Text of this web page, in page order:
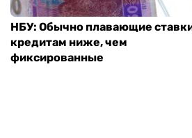
НБУ: Обычно плавающие
кредитам ниже, чем
фиксированные